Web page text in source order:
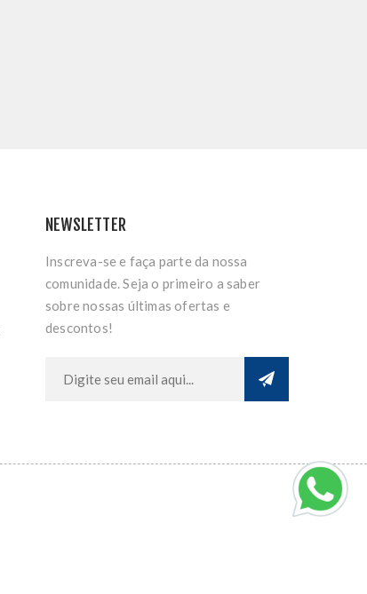
NEWSLETTER
Inscreva-se e faça parte da nossa
comunidade. Seja o primeiro a saber
sobre nossas últimas ofertas e
descontos!